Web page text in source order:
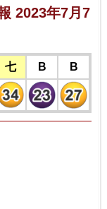
2023年7月7
七 B B